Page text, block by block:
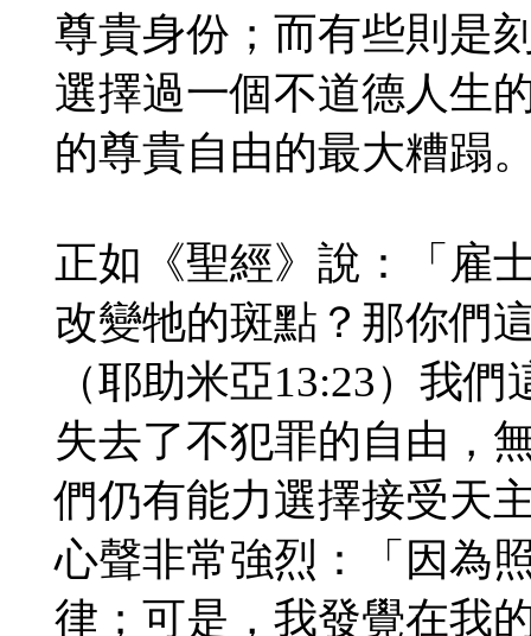
尊貴身份；而有些則是
選擇過一個不道德人生
的尊貴自由的最大糟蹋
正如《聖經》說：「雇
改變牠的斑點？那你們
（耶助米亞13:23）我
失去了不犯罪的自由，
們仍有能力選擇接受天
心聲非常強烈：「因為
律；可是，我發覺在我